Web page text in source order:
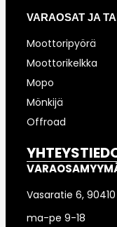
VARAOSAT JA
Moottoripyörä
Moottorikelkka
Mopo
Mönkijä
Offroad
Vasaratie 6, 90410
ma-pe 9-18